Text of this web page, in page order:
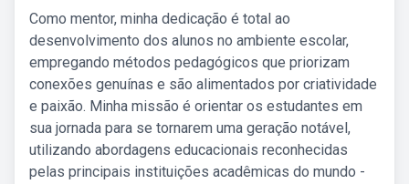
Como mentor, minha dedicação é total ao
desenvolvimento dos alunos no ambiente escolar,
empregando métodos pedagógicos que priorizam
conexões genuínas e são alimentados por criatividade
e paixão. Minha missão é orientar os estudantes em
sua jornada para se tornarem uma geração notável,
utilizando abordagens educacionais reconhecidas
pelas principais instituições acadêmicas do mundo -